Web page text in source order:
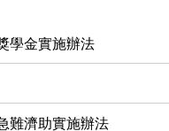
學金實施辦法
難濟助實施辦法